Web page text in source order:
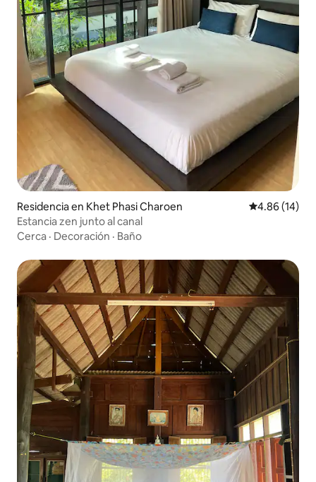
Residencia en Khet Phasi Charoen Calificación
4.86 (14)
Estancia zen junto al canal
Cerca · Decoración · Baño